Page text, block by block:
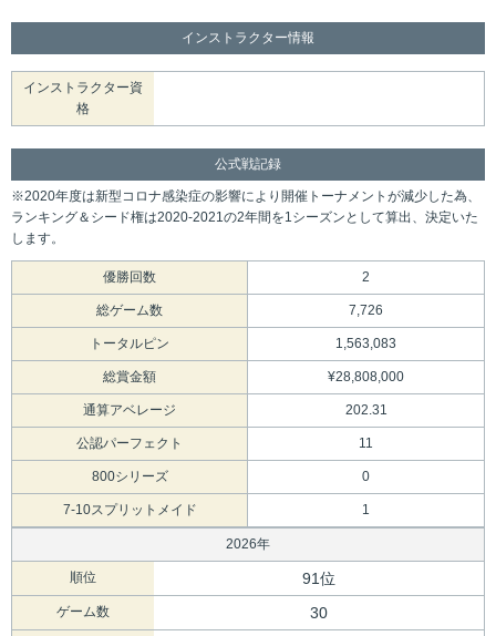
インストラクター情報
インストラクター資
格
公式戦記録
※2020年度は新型コロナ感染症の影響により開催トーナメントが減少した為、
ランキング＆シード権は2020-2021の2年間を1シーズンとして算出、決定いた
します。
優勝回数 2
総ゲーム数 7,726
トータルピン 1,563,083
総賞金額 ¥28,808,000
通算アベレージ 202.31
公認パーフェクト 11
800シリーズ 0
7-10スプリットメイド 1
2026年
順位 91位
ゲーム数 30